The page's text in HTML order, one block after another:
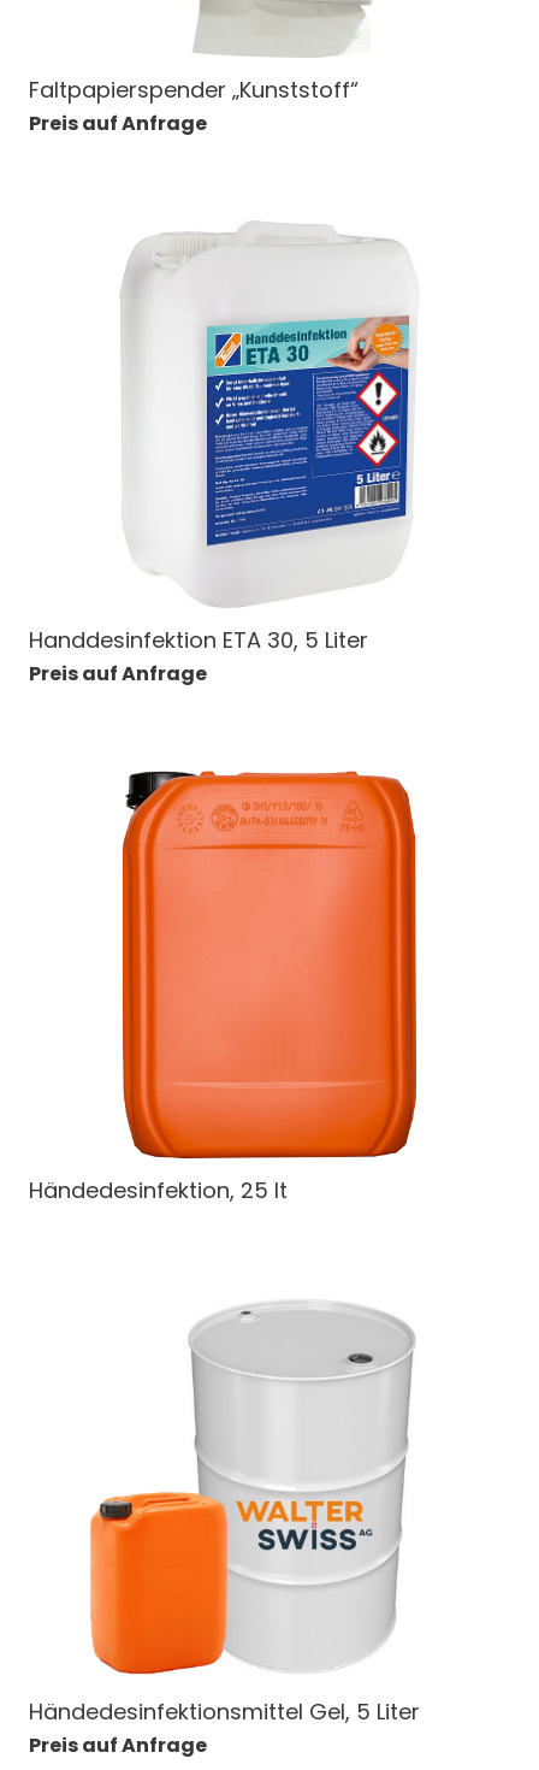
Faltpapierspender „Kunststoff“
Preis auf Anfrage
Handdesinfektion ETA 30, 5 Liter
Preis auf Anfrage
Händedesinfektion, 25 lt
Händedesinfektionsmittel Gel, 5 Liter
Preis auf Anfrage